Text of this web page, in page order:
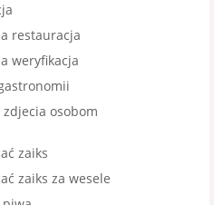
restauracja
weryfikacja
osobom
zaiks
zaiks za wesele